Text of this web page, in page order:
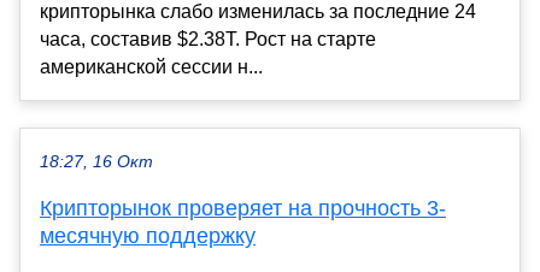
крипторынка слабо изменилась за последние 24
часа, составив $2.38T. Рост на старте
американской сессии н...
18:27, 16 Окт
Крипторынок проверяет на прочность 3-
месячную поддержку